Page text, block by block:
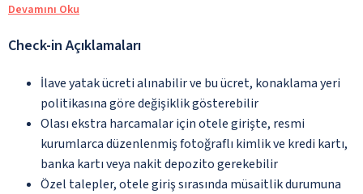
Devamını Oku
Check-in Açıklamaları
İlave yatak ücreti alınabilir ve bu ücret, konaklama yeri
politikasına göre değişiklik gösterebilir
Olası ekstra harcamalar için otele girişte, resmi
kurumlarca düzenlenmiş fotoğraflı kimlik ve kredi kartı,
banka kartı veya nakit depozito gerekebilir
Özel talepler, otele giriş sırasında müsaitlik durumuna